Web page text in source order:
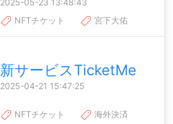
NFTチケット 宮下大佑
新サービスTicketMe
2025-04-21 15:47:25
NFTチケット 海外決済